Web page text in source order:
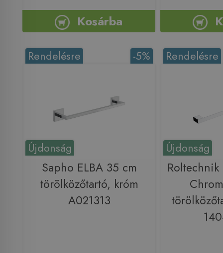
Kosárba
Újdonság
-5%
Rendelésre
Sapho ELBA 35 cm
törölközőtartó, króm
A021313
Újdonság
Rendelésre